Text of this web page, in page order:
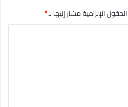
الحقول الإلزامية مشار إليها بـ*